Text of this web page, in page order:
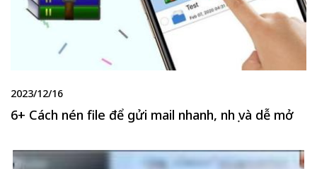
2023/12/16
6+ Cách nén file để gửi mail nhanh, nhẹ và dễ mở